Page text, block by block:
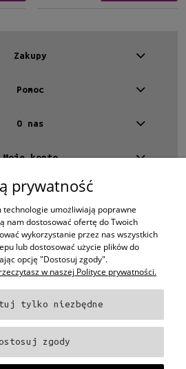
Zakupy
Pomoc
O nas
Moje konto
Kontakt
-
optyk Warszawa
ul.Chmielna 4
020 Warszawa
mazowieckie
+48 696 015 670
sklep@4eyes.pl
i okulary PersolOprawki i okulary Polo
Tom Ford Oprawki i okulary Miu Miu
Prada
Oprawki i okulary Ray-Ban Aviator
i okulary Oliver PeoplesOprawki i okulary
prywatność
technologie umożliwiają poprawne
nam dostosować ofertę do Twoich
wykorzystanie przez nas wszystkich
lub dostosować użycie plików do
opcję "Dostosuj zgody".
w naszej Polityce prywatności.
tylko niezbędne
zgody